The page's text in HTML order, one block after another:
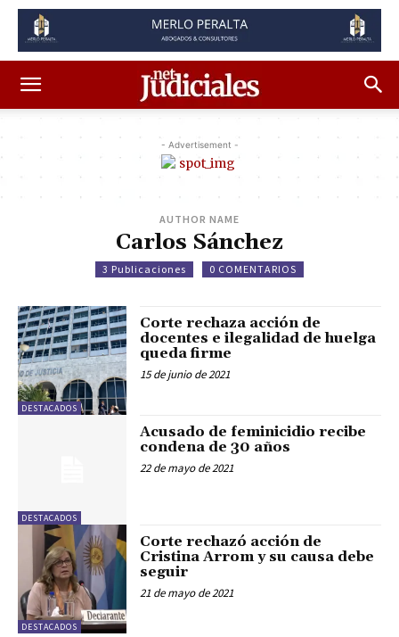
- Advertisement -
AUTHOR NAME
Carlos Sánchez
3 Publicaciones 0 COMENTARIOS
DESTACADOS
Corte rechaza acción de
docentes e ilegalidad de huelga
queda firme
15 de junio de 2021
DESTACADOS
Acusado de feminicidio recibe
condena de 30 años
22 de mayo de 2021
DESTACADOS
Corte rechazó acción de
Cristina Arrom y su causa debe
seguir
21 de mayo de 2021